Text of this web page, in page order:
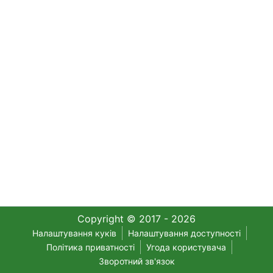
Copyright © 2017 - 2026
Налаштування куків
Налаштування доступності
Політика приватності
Угода користувача
Зворотний зв'язок